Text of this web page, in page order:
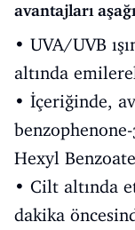
avantajları
• UVA/UVB
altında
• İçeriğinde,
Hexyl
• Cilt altında
dakika